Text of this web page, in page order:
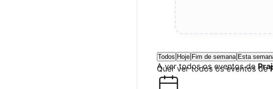
Todos Hoje Fim de semana Esta
A ver todos os eventos de
Quer ver todos os eventos de